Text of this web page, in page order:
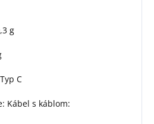
g
C
Kábel s káblom: